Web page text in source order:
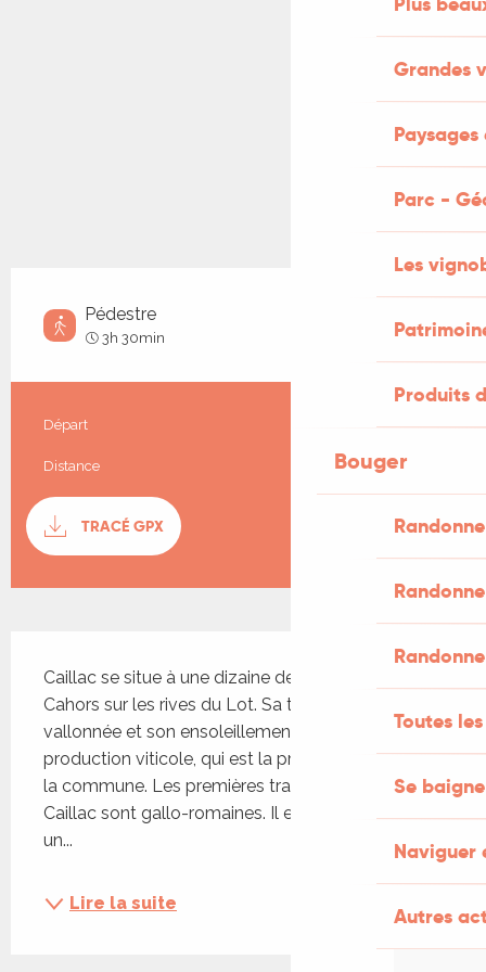
Grandes
Parc -
Les
Produits
Bouger
Toutes
Se
Naviguer
Autres
Pédestre
3h 30min Moyen
Informations pratiques
Départ Caillac
Distance 13.6 km
Documentation
TRACÉ GPX
Caillac se situe à une dizaine de kilomètres de
Cahors sur les rives du Lot. Sa topologie
vallonnée et son ensoleillement ont favorisé la
production viticole, qui est la principale activité de
la commune. Les premières traces d’occupation à
Caillac sont gallo-romaines. Il existait à l’époque
un...
Lire la suite